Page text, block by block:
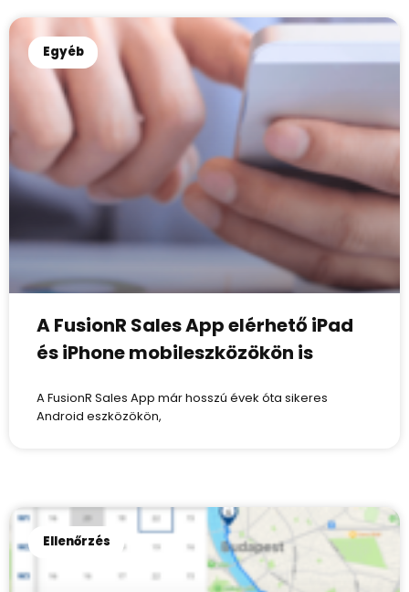
Egyéb
A FusionR Sales App elérhető iPad
és iPhone mobileszközökön is
A FusionR Sales App már hosszú évek óta sikeres
Android eszközökön,
Ellenőrzés